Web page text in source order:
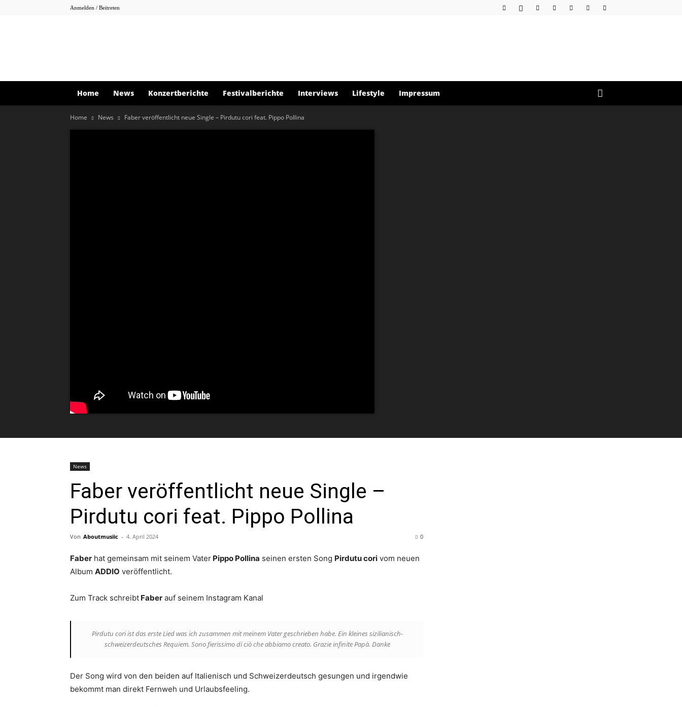
Anmelden / Beitreten
About
Home News Konzertberichte Festivalberichte Interviews Lifestyle Impressum
Home News Faber veröffentlicht neue Single – Pirdutu cori feat. Pippo Pollina
News
Faber veröffentlicht neue Single –
Pirdutu cori feat. Pippo Pollina
Von Aboutmusiic - 4. April 2024 0
Faber hat gemeinsam mit seinem Vater Pippo Pollina seinen ersten Song Pirdutu cori vom neuen
Album ADDIO veröffentlicht.
Zum Track schreibt Faber auf seinem Instagram Kanal
Pirdutu cori ist das erste Lied was ich zusammen mit meinem Vater geschrieben habe. Ein kleines sizilianisch-
schweizerdeutsches Requiem. Sono fierissimo di ciò che abbiamo creato. Grazie infinite Papà. Danke
Der Song wird von den beiden auf Italienisch und Schweizerdeutsch gesungen und irgendwie
bekommt man direkt Fernweh und Urlaubsfeeling.